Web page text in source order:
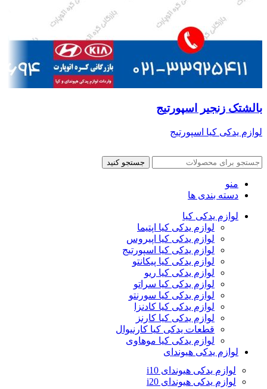
بالشتک زنجیر اسپورتیج
لوازم یدکی کیا اسپورتیج
جستجو کنید
منو
دسته بندی ها
لوازم یدکی کیا
لوازم یدکی کیا اپتیما
لوازم یدکی کیا اپیروس
لوازم یدکی کیا اسپورتیج
لوازم یدکی کیا پیکانتو
لوازم یدکی کیا ریو
لوازم یدکی کیا سراتو
لوازم یدکی کیا سورنتو
لوازم یدکی کیا کادنزا
لوازم یدکی کیا کارنز
قطعات یدکی کیا کارنیوال
لوازم یدکی کیا موهاوی
لوازم یدکی هیوندای
لوازم یدکی هیوندای i10
لوازم یدکی هیوندای i20